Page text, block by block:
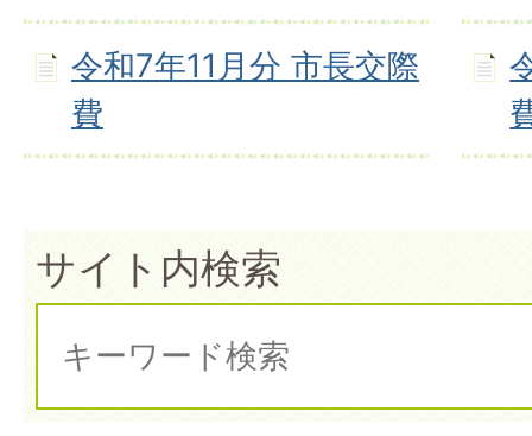
令和7年11月分 市長交際
費
サイト内検索